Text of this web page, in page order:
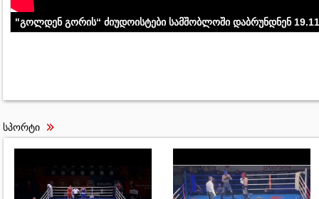
"გოლდენ გორის“ ძიუდოისტები სამშობლოში დაბრუნდნენ
სპორტი